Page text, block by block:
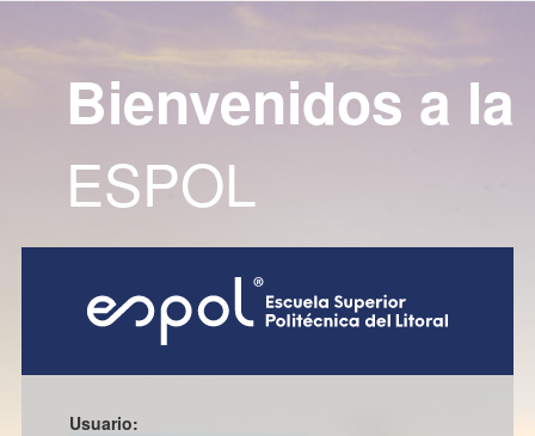
Bienvenidos a la
ESPOL
Usuario: